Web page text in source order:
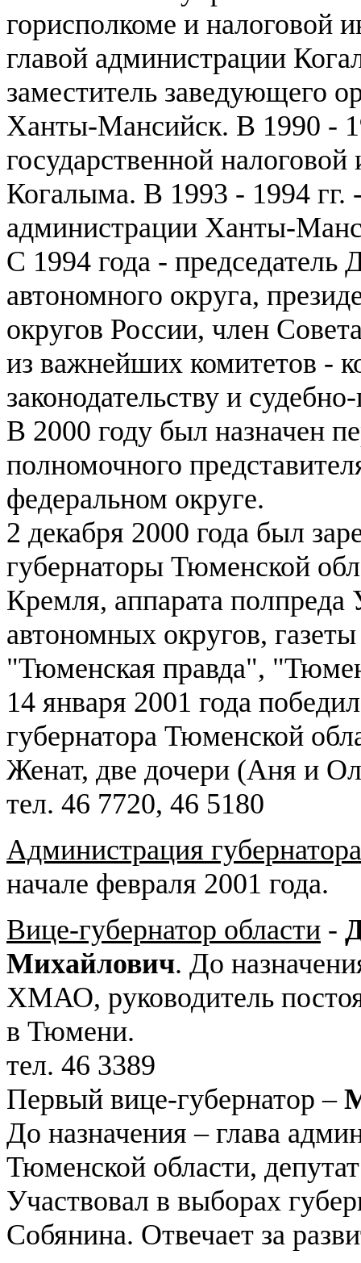
горисполкоме и налоговой
главой администрации
заместитель заведующего
Ханты-Мансийск. В 1990 -
государственной
Когалыма. В 1993 - 1994 гг.
администрации Ханты-
С 1994 года -
автономного округа,
округов России, член
из важнейших комитетов -
законодательству и
В 2000 году был назначен
полномочного
федеральном округе.
2 декабря 2000 года был
губернаторы Тюменской
Кремля, аппарата
автономных округов,
"Тюменская правда",
14 января 2001 года
губернатора Тюменской
Женат, две дочери (Аня и
тел. 46 7720, 46 5180
Администрация
начале февраля 2001 года.
Вице-губернатор области -
Михайлович. До
ХМАО, руководитель
в Тюмени.
тел. 46 3389
Первый вице-губернатор –
До назначения – глава
Тюменской области,
Участвовал в выборах
Собянина. Отвечает за